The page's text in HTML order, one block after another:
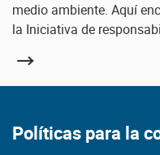
medio ambiente. Aquí
la Iniciativa de
Políticas para la